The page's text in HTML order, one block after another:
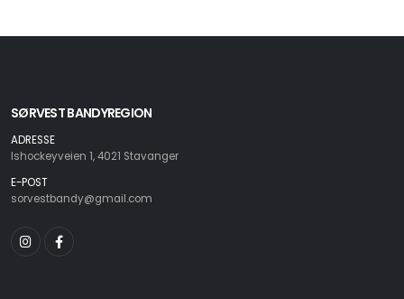
SØRVEST BANDYREGION
ADRESSE
Ishockeyveien 1, 4021 Stavanger
E-POST
sorvestbandy@gmail.com